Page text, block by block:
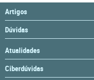
Artigos
Dúvidas
Atualidades
Ciberdúvidas